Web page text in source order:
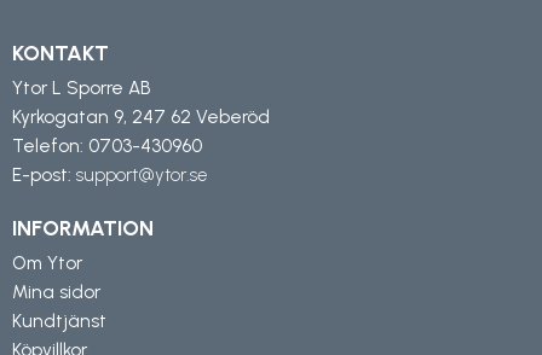
KONTAKT
Ytor L Sporre AB
Kyrkogatan 9, 247 62 Veberöd
Telefon: 0703-430960
E-post: support@ytor.se
INFORMATION
Om Ytor
Mina sidor
Kundtjänst
Köpvillkor